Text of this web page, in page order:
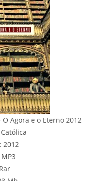
Agora e o Eterno 2012
2012